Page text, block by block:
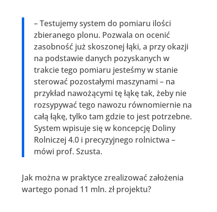
– Testujemy system do pomiaru ilości
zbieranego plonu. Pozwala on ocenić
zasobność już skoszonej łąki, a przy okazji
na podstawie danych pozyskanych w
trakcie tego pomiaru jesteśmy w stanie
sterować pozostałymi maszynami – na
przykład nawożącymi tę łąkę tak, żeby nie
rozsypywać tego nawozu równomiernie na
całą łąkę, tylko tam gdzie to jest potrzebne.
System wpisuje się w koncepcję Doliny
Rolniczej 4.0 i precyzyjnego rolnictwa –
mówi prof. Szusta.
Jak można w praktyce zrealizować założenia
wartego ponad 11 mln. zł projektu?